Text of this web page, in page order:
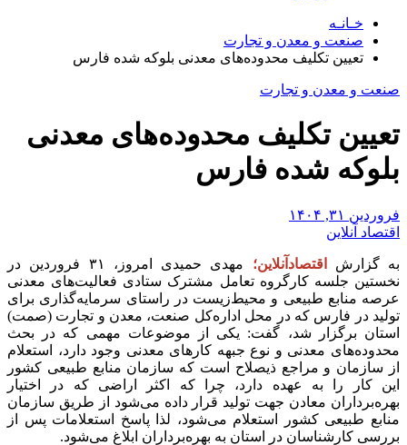
خـانـه
صنعت و معدن و تجارت
تعیین تکلیف محدوده‌های معدنی بلوکه شده فارس
صنعت و معدن و تجارت
تعیین تکلیف محدوده‌های معدنی
بلوکه شده فارس
فروردین ۳۱, ۱۴۰۴
اقتصاد آنلاین
به گزارش اقتصادآنلاین؛
مهدی حمیدی امروز، ۳۱ فروردین در
نخستین جلسه کارگروه تعامل مشترک ستادی فعالیت‌های معدنی
عرصه منابع طبیعی و محیط‌زیست در راستای سرمایه‌گذاری برای
تولید در فارس که در محل اداره‌کل صنعت، معدن و تجارت (صمت)
استان برگزار شد، گفت: یکی از موضوعات مهمی که در بحث
محدوده‌های معدنی و نوع جبهه کارهای معدنی وجود دارد، استعلام
از سازمان و مراجع ذیصلاح است که سازمان منابع طبیعی کشور
این کار را به عهده دارد، چرا که اکثر اراضی که در اختیار
بهره‌برداران معادن جهت تولید قرار داده می‌شود از طریق سازمان
منابع طبیعی کشور استعلام می‌شود، لذا پاسخ استعلامات پس از
بررسی کارشناسان در استان به بهره‌برداران ابلاغ می‌شود.